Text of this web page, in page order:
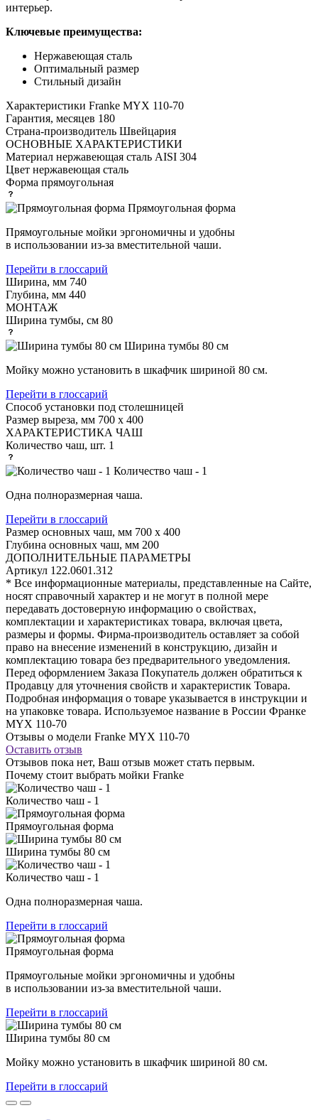
интерьер.
Ключевые преимущества:
Нержавеющая сталь
Оптимальный размер
Стильный дизайн
Характеристики Franke MYX 110-70
Гарантия, месяцев 180
Страна-производитель Швейцария
ОСНОВНЫЕ ХАРАКТЕРИСТИКИ
Материал нержавеющая сталь AISI 304
Цвет нержавеющая сталь
Форма прямоугольная
Прямоугольная форма
Прямоугольные мойки эргономичны и удобны
в использовании из-за вместительной чаши.
Перейти в глоссарий
Ширина, мм 740
Глубина, мм 440
МОНТАЖ
Ширина тумбы, см 80
Ширина тумбы 80 см
Мойку можно установить в шкафчик шириной 80 см.
Перейти в глоссарий
Способ установки под столешницей
Размер выреза, мм 700 х 400
ХАРАКТЕРИСТИКА ЧАШ
Количество чаш, шт. 1
Количество чаш - 1
Одна полноразмерная чаша.
Перейти в глоссарий
Размер основных чаш, мм 700 х 400
Глубина основных чаш, мм 200
ДОПОЛНИТЕЛЬНЫЕ ПАРАМЕТРЫ
Артикул 122.0601.312
* Все информационные материалы, представленные на Сайте,
носят справочный характер и не могут в полной мере
передавать достоверную информацию о свойствах,
комплектации и характеристиках товара, включая цвета,
размеры и формы. Фирма-производитель оставляет за собой
право на внесение изменений в конструкцию, дизайн и
комплектацию товара без предварительного уведомления.
Перед оформлением Заказа Покупатель должен обратиться к
Продавцу для уточнения свойств и характеристик Товара.
Подробная информация о товаре указывается в инструкции и
на упаковке товара. Используемое название в России Франке
MYX 110-70
Отзывы о модели Franke MYX 110-70
Оставить отзыв
Отзывов пока нет, Ваш отзыв может стать первым.
Почему стоит выбрать мойки Franke
Количество чаш - 1
Прямоугольная форма
Ширина тумбы 80 см
Количество чаш - 1
Одна полноразмерная чаша.
Перейти в глоссарий
Прямоугольная форма
Прямоугольные мойки эргономичны и удобны
в использовании из-за вместительной чаши.
Перейти в глоссарий
Ширина тумбы 80 см
Мойку можно установить в шкафчик шириной 80 см.
Перейти в глоссарий